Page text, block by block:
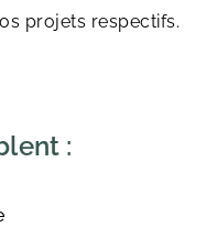
projets respectifs.
: